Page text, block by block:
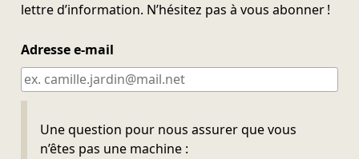
lettre d’information. N’hésitez pas à vous abonner !
Adresse e-mail
Une question pour nous assurer que vous
n’êtes pas une machine :
Ne pas remplir